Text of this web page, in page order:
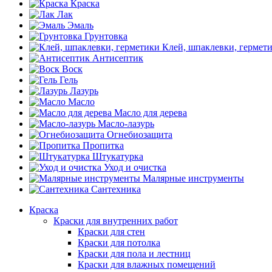
Краска
Лак
Эмаль
Грунтовка
Клей, шпаклевки,
Антисептик
Воск
Гель
Лазурь
Масло
Масло для дерева
Масло-лазурь
Огнебиозащита
Пропитка
Штукатурка
Уход и очистка
Малярные инструменты
Сантехника
Краска
Краски для внутренних работ
Краски для стен
Краски для потолка
Краски для пола и лестниц
Краски для влажных помещений